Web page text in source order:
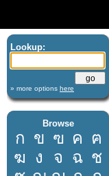
Lookup:
» more options here
Browse
ก ข ฃ ค ฅ
ฆ ง จ ฉ ช